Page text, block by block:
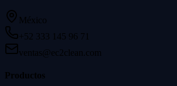
México
+52 333 145 96 71
ventas@ec2clean.com
Productos